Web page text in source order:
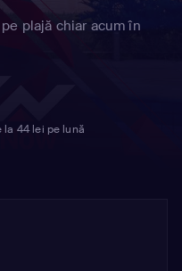
plajă chiar acum în
44 lei pe lună